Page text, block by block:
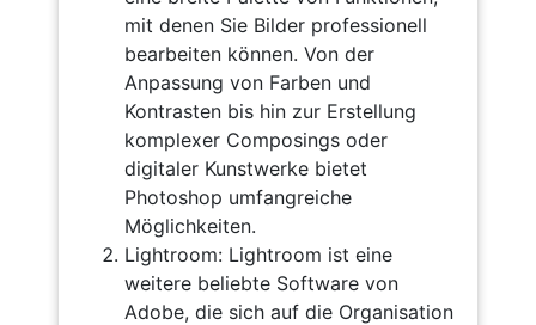
mit denen Sie Bilder professionell
bearbeiten können. Von der
Anpassung von Farben und
Kontrasten bis hin zur Erstellung
komplexer Composings oder
digitaler Kunstwerke bietet
Photoshop umfangreiche
Möglichkeiten.
Lightroom: Lightroom ist eine
weitere beliebte Software von
Adobe, die sich auf die Organisation